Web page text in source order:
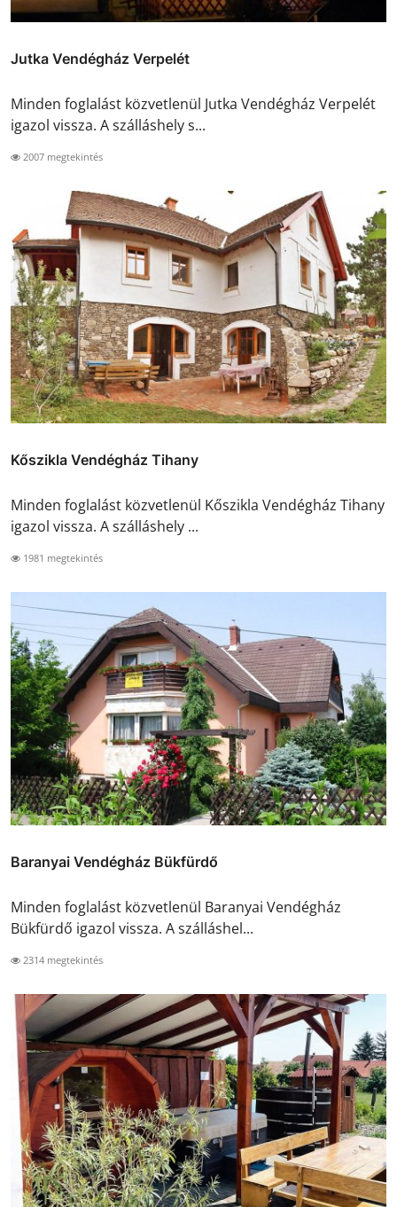
Jutka Vendégház Verpelét
Minden foglalást közvetlenül Jutka Vendégház Verpelét
igazol vissza. A szálláshely s...
2007 megtekintés
Kőszikla Vendégház Tihany
Minden foglalást közvetlenül Kőszikla Vendégház Tihany
igazol vissza. A szálláshely ...
1981 megtekintés
Baranyai Vendégház Bükfürdő
Minden foglalást közvetlenül Baranyai Vendégház
Bükfürdő igazol vissza. A szálláshel...
2314 megtekintés